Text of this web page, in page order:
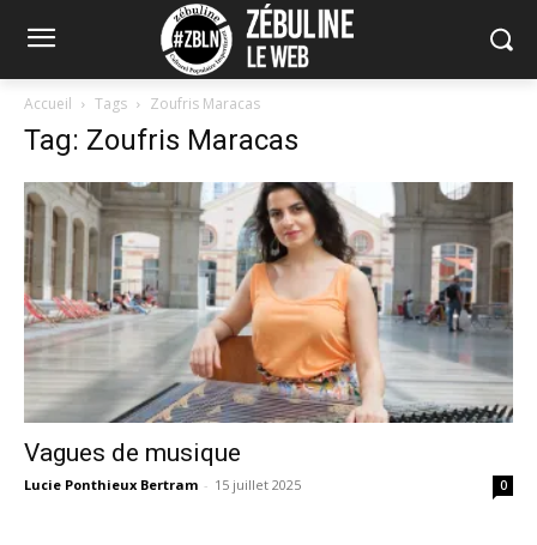
Accueil Tags Zoufris Maracas
Tag: Zoufris Maracas
Vagues de musique
Lucie Ponthieux Bertram - 15 juillet 2025 0